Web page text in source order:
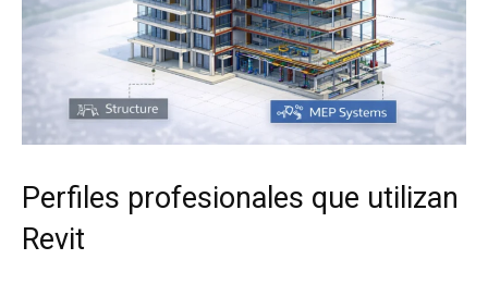
Perfiles profesionales que utilizan
Revit